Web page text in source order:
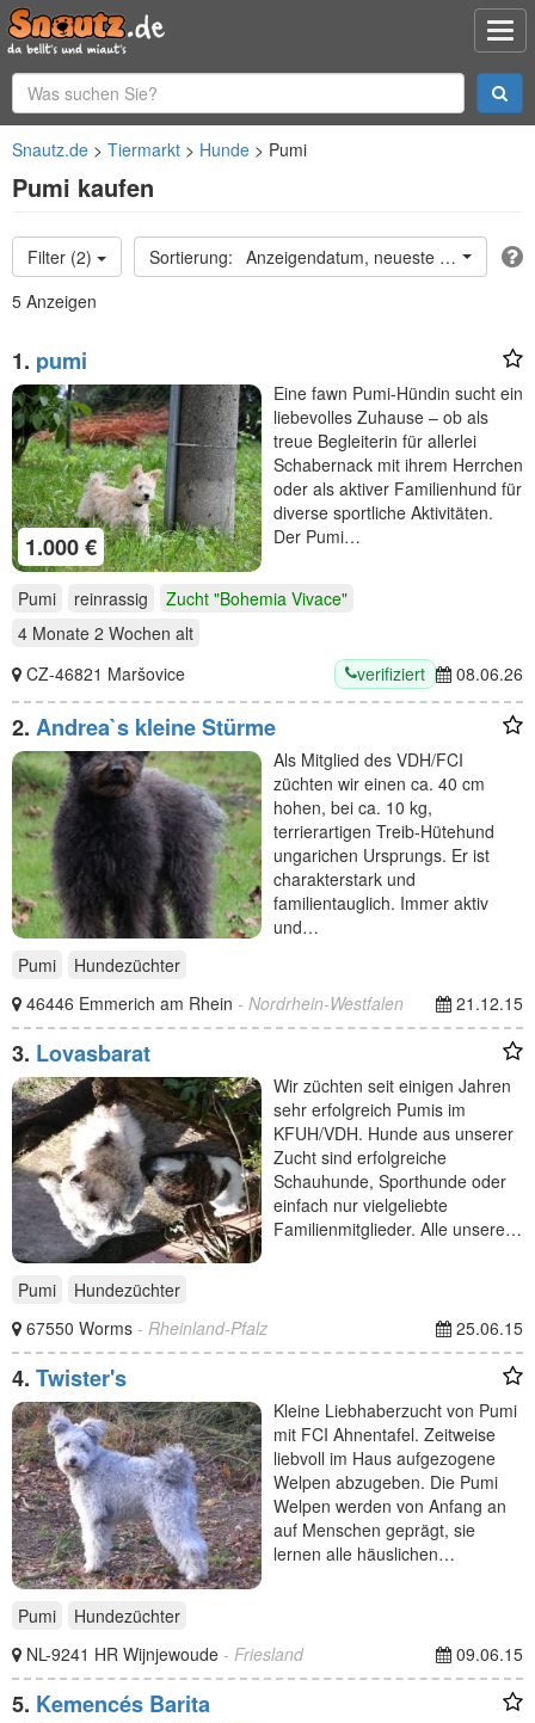
Snautz.de Tiermarkt Hunde Pumi
Pumi kaufen
Filter (2)
Anzeigendatum, neueste oben
5 Anzeigen
1. pumi
1.000 €
Eine fawn Pumi-Hündin sucht ein
liebevolles Zuhause – ob als
treue Begleiterin für allerlei
Schabernack mit ihrem Herrchen
oder als aktiver Familienhund für
diverse sportliche Aktivitäten.
Der Pumi…
Pumi reinrassig
Zucht "Bohemia Vivace"
4 Monate 2 Wochen alt
CZ-46821 Maršovice
verifiziert 08.06.26
2. Andrea`s kleine Stürme
Als Mitglied des VDH/FCI
züchten wir einen ca. 40 cm
hohen, bei ca. 10 kg,
terrierartigen Treib-Hütehund
ungarichen Ursprungs. Er ist
charakterstark und
familientauglich. Immer aktiv
und…
Pumi
Hundezüchter
46446 Emmerich am Rhein - Nordrhein-Westfalen 21.12.15
3. Lovasbarat
Wir züchten seit einigen Jahren
sehr erfolgreich Pumis im
KFUH/VDH. Hunde aus unserer
Zucht sind erfolgreiche
Schauhunde, Sporthunde oder
einfach nur vielgeliebte
Familienmitglieder. Alle unsere…
Pumi
Hundezüchter
67550 Worms - Rheinland-Pfalz 25.06.15
4. Twister's
Kleine Liebhaberzucht von Pumi
mit FCI Ahnentafel. Zeitweise
liebvoll im Haus aufgezogene
Welpen abzugeben. Die Pumi
Welpen werden von Anfang an
auf Menschen geprägt, sie
lernen alle häuslichen…
Pumi
Hundezüchter
NL-9241 HR Wijnjewoude - Friesland 09.06.15
5. Kemencés Barita